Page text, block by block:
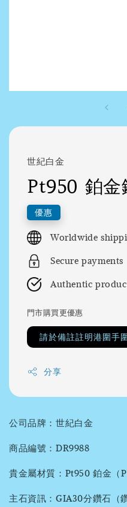
世紀白金
Pt950 鉑金
優惠
Worldwide
Secure payments
Authentic
門市購買更優惠
請於備註註明港圍手
分享
公司品牌：世紀白金
商品編號：DR9988
貴金屬材質：Pt950 鉑金（
主石資訊：GIA30分鑽石（